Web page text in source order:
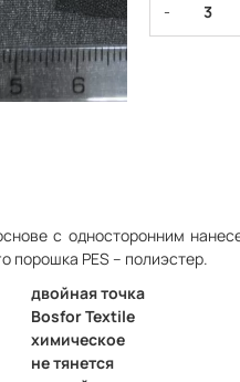
-
с односторонним
порошка РES – полиэстер.
двойная точка
Bosfor Textile
химическое
не тянется